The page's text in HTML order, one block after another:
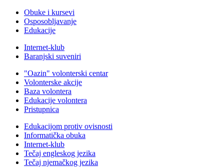
Obuke i kursevi
Osposobljavanje
Edukacije
Internet-klub
Baranjski suveniri
"Oazin" volonterski centar
Volonterske akcije
Baza volontera
Edukacije volontera
Pristupnica
Edukacijom protiv ovisnosti
Informatička obuka
Internet-klub
Tečaj engleskog jezika
Tečaj njemačkog jezika